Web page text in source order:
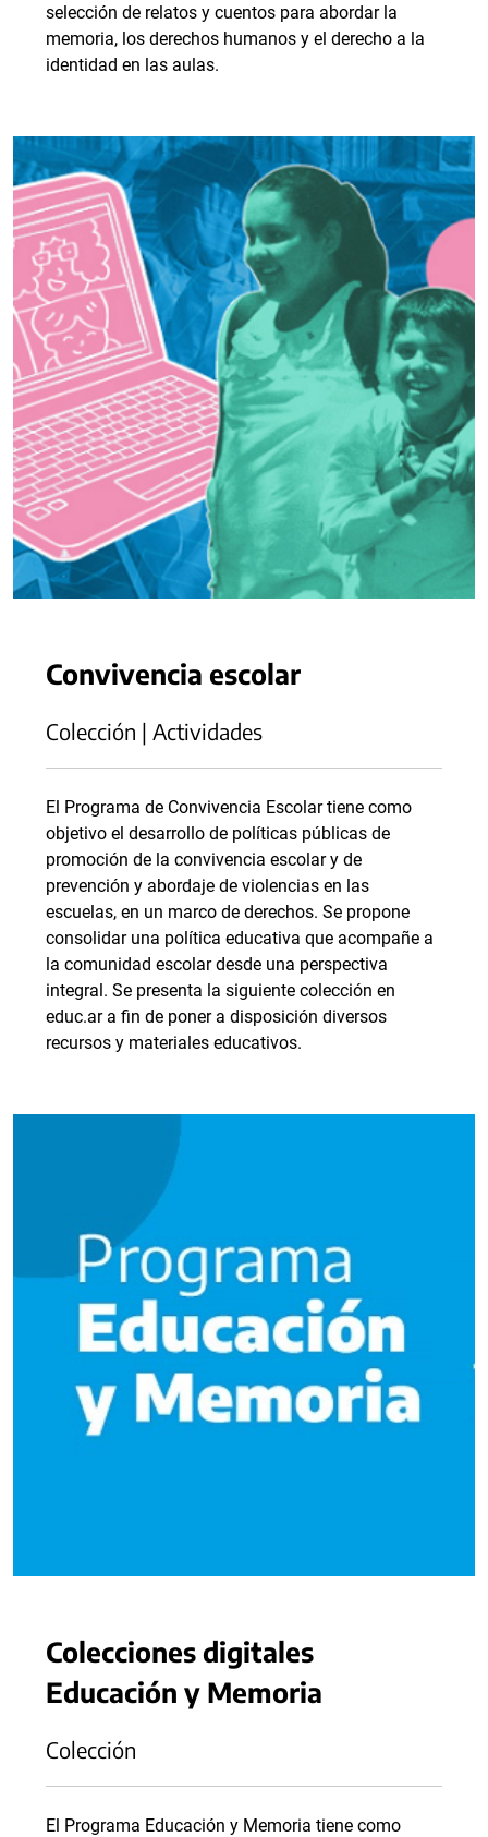
selección de relatos y cuentos para abordar la
memoria, los derechos humanos y el derecho a la
identidad en las aulas.
Convivencia escolar
Colección | Actividades
El Programa de Convivencia Escolar tiene como
objetivo el desarrollo de políticas públicas de
promoción de la convivencia escolar y de
prevención y abordaje de violencias en las
escuelas, en un marco de derechos. Se propone
consolidar una política educativa que acompañe a
la comunidad escolar desde una perspectiva
integral. Se presenta la siguiente colección en
educ.ar a fin de poner a disposición diversos
recursos y materiales educativos.
Colecciones digitales
Educación y Memoria
Colección
El Programa Educación y Memoria tiene como